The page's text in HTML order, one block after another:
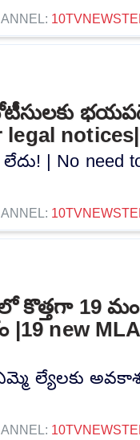
legal
| No need to
కొత్తగా 19
|19 new
ల్యేలకు